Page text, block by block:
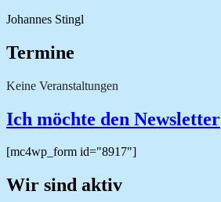
Johannes Stingl
Termine
Keine Veranstaltungen
Ich möchte den Newsletter
[mc4wp_form id="8917"]
Wir sind aktiv